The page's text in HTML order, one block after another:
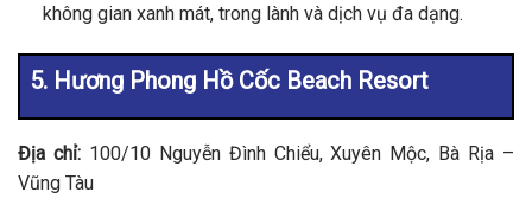
không gian xanh mát, trong lành và dịch vụ đa dạng.
5. Hương Phong Hồ Cốc Beach Resort
Địa chỉ:100/10 Nguyễn Đình Chiểu, Xuyên Mộc, Bà Rịa –
Vũng Tàu